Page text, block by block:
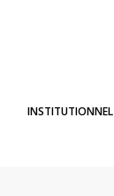
INSTITUTIONNEL